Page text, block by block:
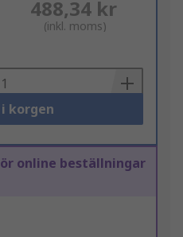
488,34 kr
(inkl. moms)
korgen
online beställningar